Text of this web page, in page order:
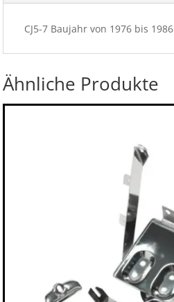
CJ5-7 Baujahr von 1976 bis 1986
Ähnliche Produkte